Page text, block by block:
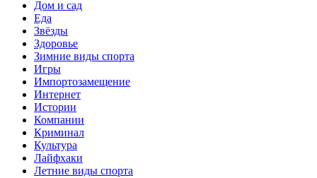
Дом и сад
Еда
Звёзды
Здоровье
Зимние виды спорта
Игры
Импортозамещение
Интернет
Истории
Компании
Криминал
Культура
Лайфхаки
Летние виды спорта